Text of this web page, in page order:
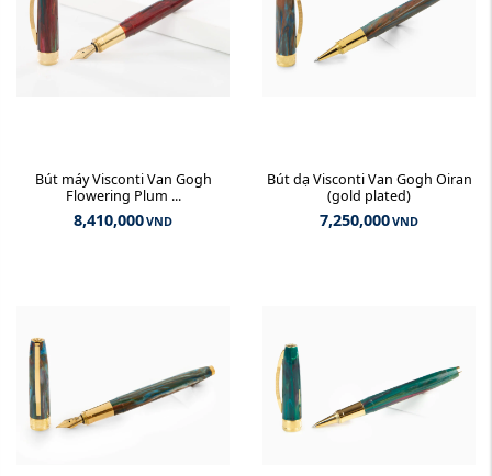
Bút máy Visconti Van Gogh
Flowering Plum ...
8,410,000VND
Bút dạ Visconti Van Gogh Oiran
(gold plated)
7,250,000VND